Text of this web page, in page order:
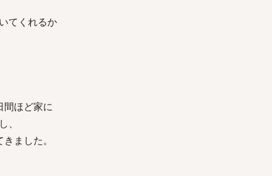
てくれるか
間ほど家に
ました。